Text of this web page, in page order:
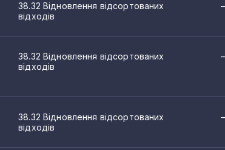
38.32 Відновлення відсортованих
відходів
–
38.32 Відновлення відсортованих
відходів
–
38.32 Відновлення відсортованих
відходів
–